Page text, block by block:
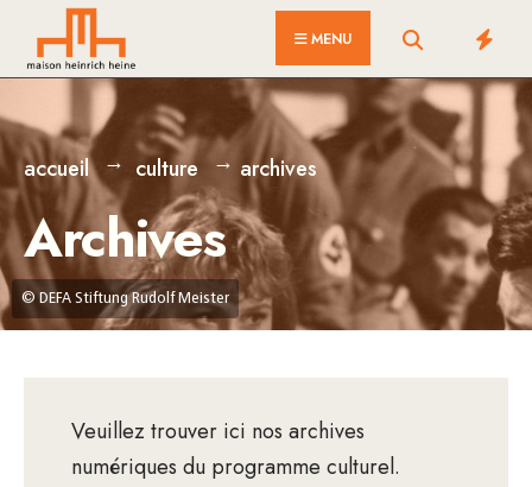
MENU
© DEFA Stiftung Rudolf Meister
accueil culture archives
Archives
Veuillez trouver ici nos archives
numériques du programme culturel.